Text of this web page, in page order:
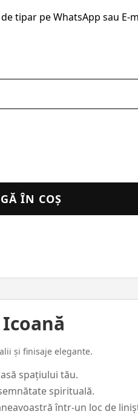
tipar pe WhatsApp sau E-
ÎN COȘ
și finisaje elegante.
spațiului tău.
spirituală.
într-un loc de